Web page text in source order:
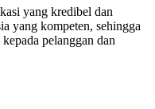
yang kredibel dan
yang kompeten, sehingga
pelanggan dan